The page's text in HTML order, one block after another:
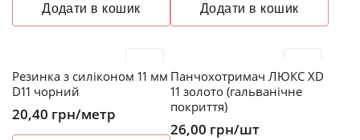
Додати в кошик Додати в кошик
Резинка з силіконом 11 мм
D11 чорний
20,40 грн/метр
Панчохотримач ЛЮКС XD
11 золото (гальванічне
покриття)
26,00 грн/шт